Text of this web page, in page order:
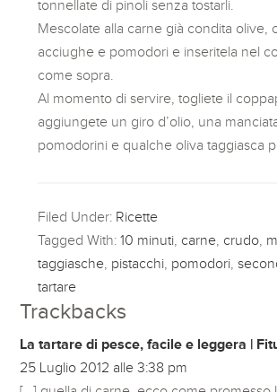
tonnellate di pinoli senza tostarli.
Mescolate alla carne già condita olive,
acciughe e pomodori e inseritela nel
come sopra.
Al momento di servire, togliete il
aggiungete un giro d’olio, una
pomodorini e qualche oliva taggiasca
Filed Under: Ricette
Tagged With:10 minuti carne crudo
taggiasche pistacchi pomodori ,
tartare
Trackbacks
La tartare di pesce, facile e leggera |
25 Luglio 2012 alle 3:38 pm